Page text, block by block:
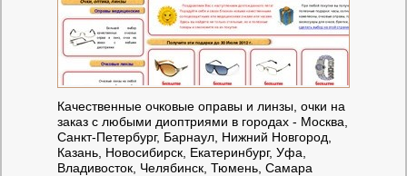
Качественные очковые оправы и линзы, очки на
заказ с любыми диоптриями в городах - Москва,
Санкт-Петербург, Барнаул, Нижний Новгород,
Казань, Новосибирск, Екатеринбург, Уфа,
Владивосток, Челябинск, Тюмень, Самара